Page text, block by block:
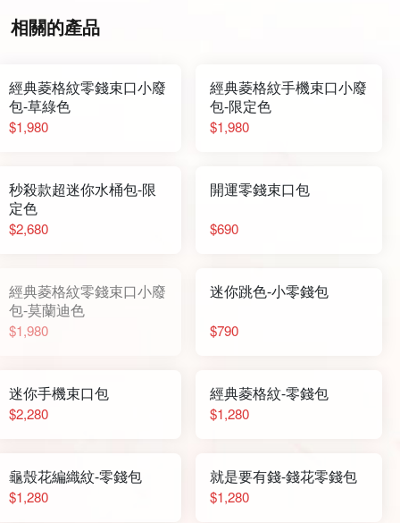
相關的產品
經典菱格紋零錢束口小廢
包-草綠色
$1,980
經典菱格紋手機束口小廢
包-限定色
$1,980
秒殺款超迷你水桶包-限
定色
$2,680
開運零錢束口包
$690
經典菱格紋零錢束口小廢
包-莫蘭迪色
$1,980
迷你跳色-小零錢包
$790
迷你手機束口包
$2,280
經典菱格紋-零錢包
$1,280
龜殼花編織紋-零錢包
$1,280
就是要有錢-錢花零錢包
$1,280